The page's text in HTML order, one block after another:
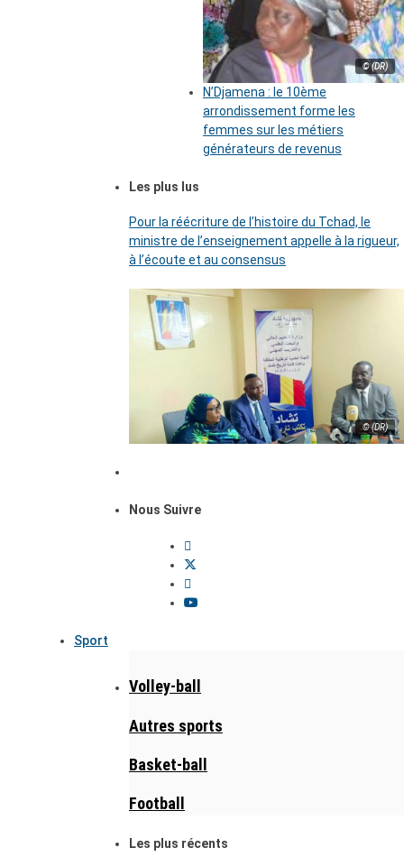
© (DR)
N’Djamena : le 10ème
arrondissement forme les
femmes sur les métiers
générateurs de revenus
Les plus lus
Pour la réécriture de l’histoire du Tchad, le
ministre de l’enseignement appelle à la rigueur,
à l’écoute et au consensus
© (DR)
Nous Suivre
Sport
Volley-ball
Autres sports
Basket-ball
Football
Les plus récents